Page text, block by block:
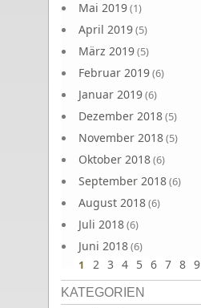
Mai 2019(1)
April 2019(5)
März 2019(5)
Februar 2019(6)
Januar 2019(6)
Dezember 2018(5)
November 2018(5)
Oktober 2018(6)
September 2018(6)
August 2018(6)
Juli 2018(6)
Juni 2018(6)
1 2 3 4 5 6 7 8 9
KATEGORIEN